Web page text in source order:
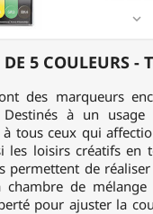
5 COULEURS -

des marqueurs
à un usage
tous ceux qui
les loisirs créatifs en
permettent de
de
pour ajuster la